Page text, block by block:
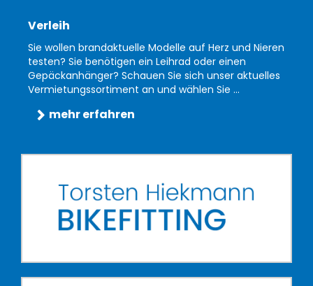
Verleih
Sie wollen brandaktuelle Modelle auf Herz und Nieren
testen? Sie benötigen ein Leihrad oder einen
Gepäckanhänger? Schauen Sie sich unser aktuelles
Vermietungssortiment an und wählen Sie ...
mehr erfahren